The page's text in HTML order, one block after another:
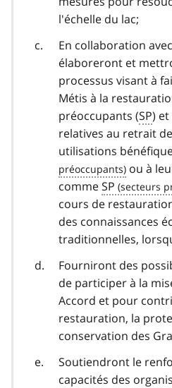
l'échelle du lac;
En collaboration
élaboreront et
processus visant à
Métis à la
préoccupants (SP) et
relatives au retrait
utilisations
ou à
commeSP
cours de
des connaissances
traditionnelles,
Fourniront des
de participer à la
Accord et pour
restauration, la
conservation des
Soutiendront le
capacités des